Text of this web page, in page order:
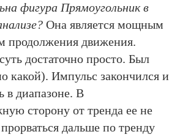
фигура Прямоугольник в
Она является мощным
продолжения движения.
достаточно просто. Был
какой). Импульс закончился и
в диапазоне. В
сторону от тренда ее не
дальше по тренду